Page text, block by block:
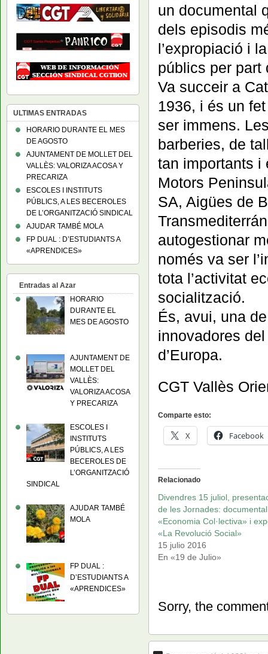
un documental
dels episodis
l’expropiació i
públics per part
Va succeir a
1936, i és un
ser immens.
barberies, de
tan importants i
Motors
SA, Aigües de
autogestionar
només va ser
tota l’activitat
socialització.
És, avui, una
innovadores
d’Europa.
CGT Vallès
Comparte esto:
X Facebook
Relacionado
Divendres 15 juliol,
de les Jornades: documental
«Economia Col·lectiva» i
«La Revolució Social»
15 julio 2016
En «19 de Julio»
Sorry, the
ULTIMAS ENTRADAS
HORARIO DURANTE EL MES
DE AGOSTO
AJUNTAMENT DE MOLLET DEL
VALLÈS: VALORIZA ACOSA Y
PRECARIZA
ESCOLES I INSTITUTS
PÚBLICS, A LES BECEROLES
DE L’ORGANITZACIÓ SINDICAL
AJUDAR TAMBÉ MOLA
FP DUAL : D’ESTUDIANTS A
«APRENDICES»
Entradas al Azar
HORARIO
DURANTE EL
MES DE AGOSTO
AJUNTAMENT DE
MOLLET DEL
VALLÈS:
VALORIZA ACOSA
Y PRECARIZA
ESCOLES I
INSTITUTS
PÚBLICS, A LES
BECEROLES DE
L’ORGANITZACIÓ
SINDICAL
AJUDAR TAMBÉ
MOLA
FP DUAL :
D’ESTUDIANTS A
«APRENDICES»